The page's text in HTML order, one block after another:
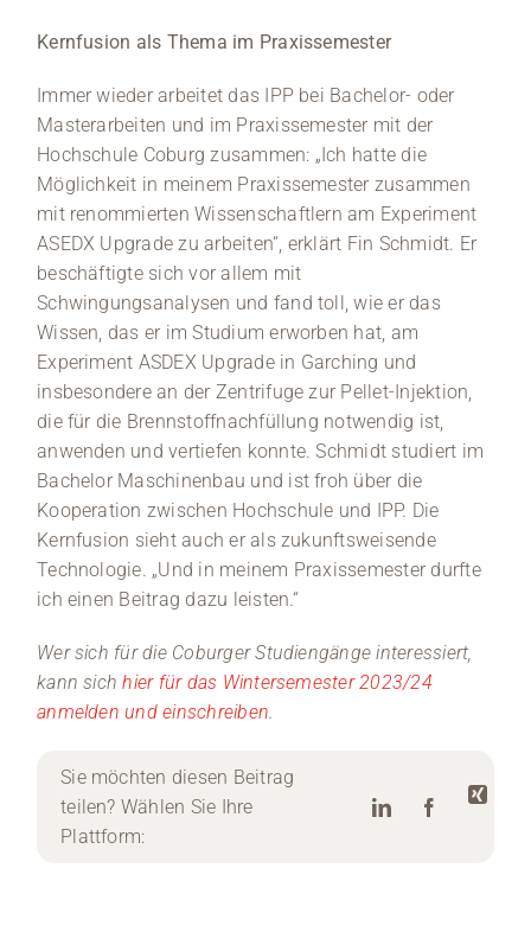
Kernfusion als Thema im Praxissemester
Immer wieder arbeitet das IPP bei Bachelor- oder
Masterarbeiten und im Praxissemester mit der
Hochschule Coburg zusammen: „Ich hatte die
Möglichkeit in meinem Praxissemester zusammen
mit renommierten Wissenschaftlern am Experiment
ASEDX Upgrade zu arbeiten“, erklärt Fin Schmidt. Er
beschäftigte sich vor allem mit
Schwingungsanalysen und fand toll, wie er das
Wissen, das er im Studium erworben hat, am
Experiment ASDEX Upgrade in Garching und
insbesondere an der Zentrifuge zur Pellet-Injektion,
die für die Brennstoffnachfüllung notwendig ist,
anwenden und vertiefen konnte. Schmidt studiert im
Bachelor Maschinenbau und ist froh über die
Kooperation zwischen Hochschule und IPP. Die
Kernfusion sieht auch er als zukunftsweisende
Technologie. „Und in meinem Praxissemester durfte
ich einen Beitrag dazu leisten.“
Wer sich für die Coburger Studiengänge interessiert,
kann sichhier für das Wintersemester 2023/24
anmelden und einschreiben.
Sie möchten diesen Beitrag
teilen? Wählen Sie Ihre
Plattform: